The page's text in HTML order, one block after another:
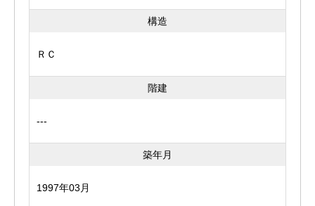
構造
ＲＣ
階建
---
築年月
1997年03月